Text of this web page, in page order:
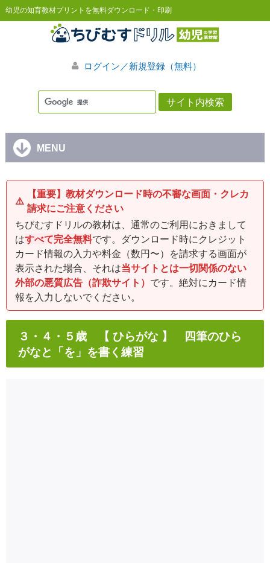
幼児の知育教材プリントを無料ダウンロード・印刷
ログイン／新規登録（無料）
MENU
⚠️
【重要】教材ダウンロード時の不審な画面・クレカ
請求にご注意ください
ちびむすドリルの教材は、通常のご利用におきまして
はすべて完全無料です。ダウンロード時にクレジット
カード情報の入力や料金（数円〜）を請求する画面が
表示された場合、それは当サイトとは一切関係のない
外部の悪質広告（詐欺サイト） です。絶対にカード情
報を入力しないでください。
３・４・５歳 【 ひらがな 】 四筆のひら
がなと「を」を書く練習